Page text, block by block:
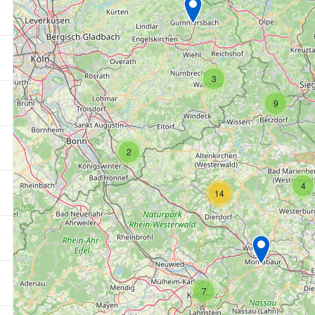
2
7
3
4
14
9